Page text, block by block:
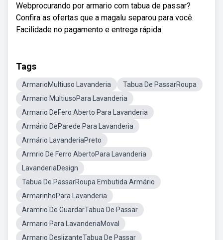
Webprocurando por armario com tabua de passar?
Confira as ofertas que a magalu separou para você.
Facilidade no pagamento e entrega rápida.
Tags
ArmarioMultiuso Lavanderia
Tabua De PassarRoupa
Armario MultiusoPara Lavanderia
Armario DeFero Aberto Para Lavanderia
Armário DeParede Para Lavanderia
Armário LavanderiaPreto
Armrio De Ferro AbertoPara Lavanderia
LavanderiaDesign
Tabua De PassarRoupa Embutida Armário
ArmarinhoPara Lavanderia
Aramrio De GuardarTabua De Passar
Armario Para LavanderiaMoval
Armario DeslizanteTabua De Passar